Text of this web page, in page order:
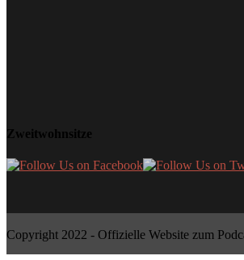
Zweitwohnsitze
Copyright 2022 - Offizielle Website zum